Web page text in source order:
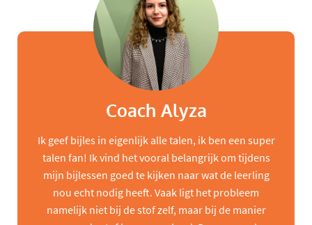
Coach Alyza
Ik geef bijles in eigenlijk alle talen, ik ben een super
talen fan! Ik vind het vooral belangrijk om tijdens
mijn bijlessen goed te kijken naar wat de leerling
nou echt nodig heeft. Vaak ligt het probleem
namelijk niet bij de stof zelf, maar bij de manier